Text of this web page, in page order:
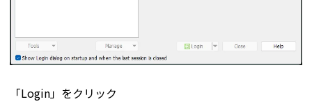
「Login」をクリック